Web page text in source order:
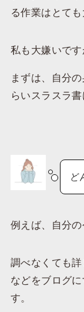
る作業はとても
私も大嫌いです
まずは、自分
らいスラスラ
ど
例えば、自分の
調べなくても詳
などをブログ
す。